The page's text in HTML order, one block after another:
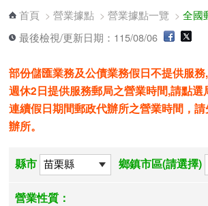
首頁 >營業據點 >營業據點一覽 >全國
最後檢視/更新日期：115/08/06
部份儲匯業務及公債業務假日不提供服務,
週休2日提供服務郵局之營業時間,請點選
連續假日期間郵政代辦所之營業時間，
辦所。
縣市 鄉鎮市區(請選擇)
營業性質：